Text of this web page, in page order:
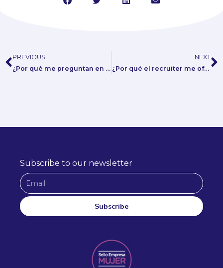
Prev
PREVIOUS
¿Por qué me preguntan en el primer contacto remuneración pretendida?
NEXT
¿Por qué el recruiter me ofrece varias búsquedas?
Subscribe to our newsletter
E
m
a
i
Subscribe
e